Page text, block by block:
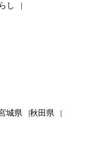
し
城県
秋田県